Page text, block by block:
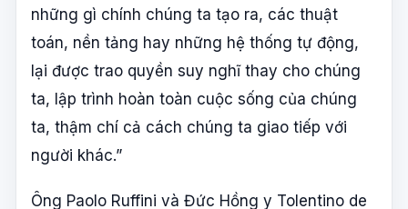
những gì chính chúng ta tạo ra, các thuật
toán, nền tảng hay những hệ thống tự động,
lại được trao quyền suy nghĩ thay cho chúng
ta, lập trình hoàn toàn cuộc sống của chúng
ta, thậm chí cả cách chúng ta giao tiếp với
người khác.”
Ông Paolo Ruffini và Đức Hồng y Tolentino de